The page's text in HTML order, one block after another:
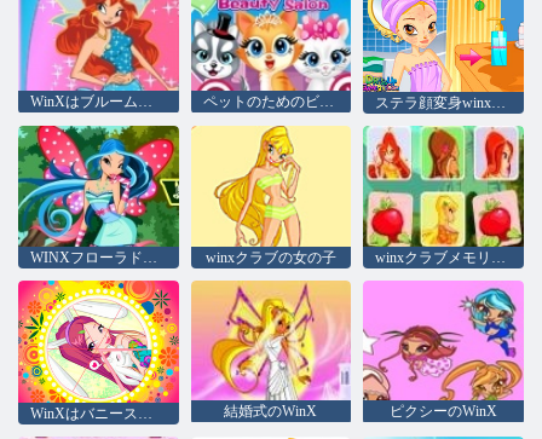
WinXはブルームマジックアパレル ペットのためのビューティーサロン ステラ顔変身winxクラブ
WINXフローラドレスアップ winxクラブの女の子 winxクラブメモリアルトリック
結婚式のWinX ピクシーのWinX